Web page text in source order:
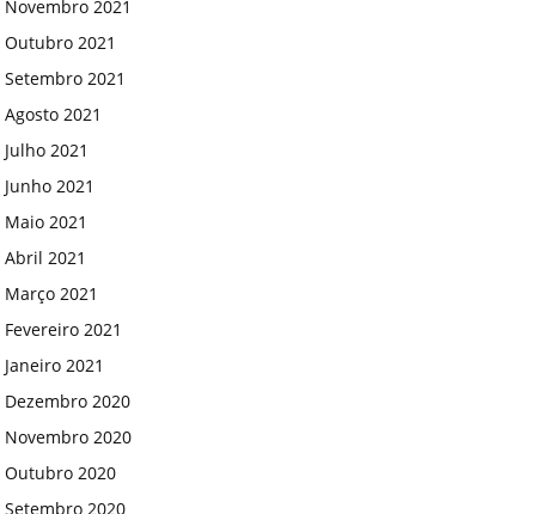
Novembro 2021
Outubro 2021
Setembro 2021
Agosto 2021
Julho 2021
Junho 2021
Maio 2021
Abril 2021
Março 2021
Fevereiro 2021
Janeiro 2021
Dezembro 2020
Novembro 2020
Outubro 2020
Setembro 2020